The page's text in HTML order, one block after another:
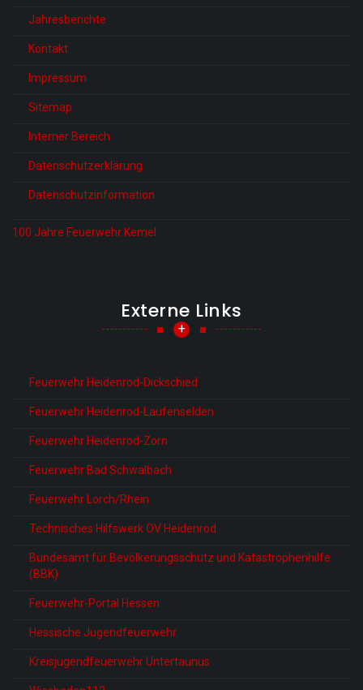
Jahresberichte
Kontakt
Impressum
Sitemap
Interner Bereich
Datenschutzerklärung
Datenschutzinformation
100 Jahre Feuerwehr Kemel
Externe Links
+
Feuerwehr Heidenrod-Dickschied
Feuerwehr Heidenrod-Laufenselden
Feuerwehr Heidenrod-Zorn
Feuerwehr Bad Schwalbach
Feuerwehr Lorch/Rhein
Technisches Hilfswerk OV Heidenrod
Bundesamt für Bevölkerungsschutz und Katastrophenhilfe
(BBK)
Feuerwehr-Portal Hessen
Hessische Jugendfeuerwehr
Kreisjugendfeuerwehr Untertaunus